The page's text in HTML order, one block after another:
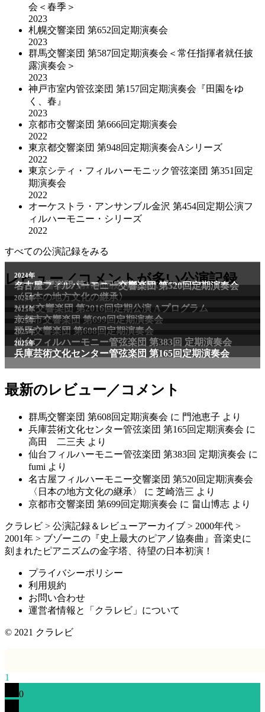
会＜春季＞
2023
札幌交響楽団 第652回定期演奏会
2023
群馬交響楽団 第587回定期演奏会＜常任指揮者就任披
露演奏会＞
2023
神戸市室内管弦楽団 第157回定期演奏会『田園をゆ
く、春』
2023
京都市交響楽団 第666回定期演奏会
2022
東京都交響楽団 第948回定期演奏会Aシリーズ
2022
東京シティ・フィルハーモニック管弦楽団 第351回定
期演奏会
2022
オーケストラ・アンサンブル金沢 第454回定期公演フ
ィルハーモニー・シリーズ
2022
すべての公演記録をみる
レビュー／コメントが多い公演記録
2011年
NHK交響楽団 第1706回定期公演Aプログラム
2024年
名古屋フィルハーモニー交響楽団 第520回定期演奏会
〈日本の地方文化の継承〉
2024年
NHK交響楽団 第2016回定期公演 Aプログラム
2025年
京都市交響楽団 第699回定期演奏会
2025年
群馬交響楽団 第608回定期演奏会
2025年
仙台フィルハーモニー管弦楽団 第383回 定期演奏会
2025年
兵庫芸術文化センター管弦楽団 第165回定期演奏会
最新のレビュー／コメント
群馬交響楽団 第608回定期演奏会 に 門池恵子 より
兵庫芸術文化センター管弦楽団 第165回定期演奏会 に
高田 二三夫 より
仙台フィルハーモニー管弦楽団 第383回 定期演奏会 に
fumi より
名古屋フィルハーモニー交響楽団 第520回定期演奏会
〈日本の地方文化の継承〉
に 芝崎浩三 より
京都市交響楽団 第699回定期演奏会 に 畠山博志 より
クラレビ > 公演記録＆レビューアーカイブ > 2000年代 >
2001年 > ブゾーニの『史上最大のピアノ協奏曲』音楽史に
刻まれたピアニズムの金字塔、待望の日本初演！
プライバシーポリシー
利用規約
お問い合わせ
運営者情報と「クラレビ」について
© 2021 クラレビ
1
0